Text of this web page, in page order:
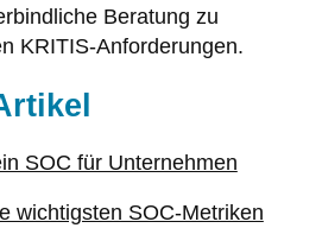
Beratung zu
KRITIS-Anforderungen.
SOC für Unternehmen
wichtigsten SOC-Metriken